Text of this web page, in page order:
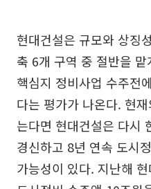
현대건설은 규모와 상징
축 6개 구역 중 절반을
핵심지 정비사업 수주전
다는 평가가 나온다. 현
는다면 현대건설은 다시
경신하고 8년 연속 도시
가능성이 있다. 지난해